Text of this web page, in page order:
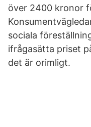
över 2400 kronor
sociala
ifrågasätta priset
det är orimligt.